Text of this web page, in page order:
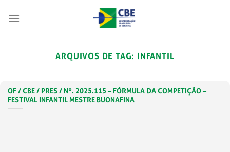
ARQUIVOS DE TAG: INFANTIL
OF / CBE / PRES / Nº. 2025.115 – FÓRMULA DA COMPETIÇÃO –
FESTIVAL INFANTIL MESTRE BUONAFINA